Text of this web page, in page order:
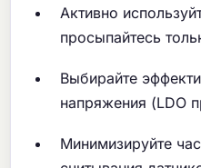
Активно
просыпайтесь
Выбирайте
напряжения (LDO
Минимизируйте